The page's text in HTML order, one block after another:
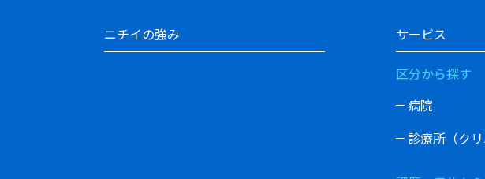
ニチイの強み サービス
区分から探す
病院
診療所（ク